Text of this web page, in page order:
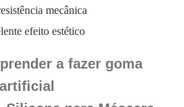
mecânica
efeito estético
a fazer goma
artificial